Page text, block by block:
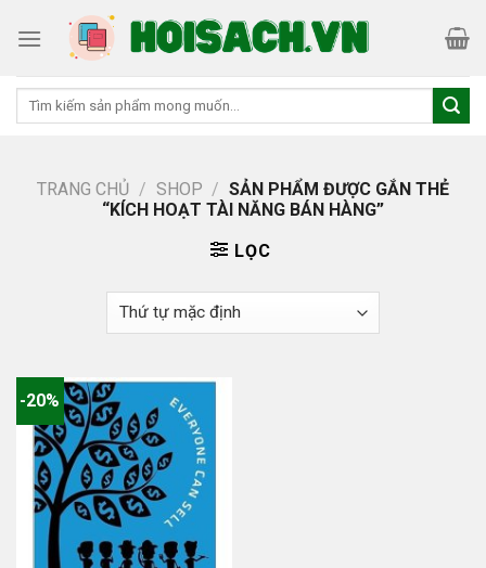
Tìm
TRANG CHỦ / SHOP / SẢN PHẨM ĐƯỢC GẮN THẺ
“KÍCH HOẠT TÀI NĂNG BÁN HÀNG”
LỌC
-20%